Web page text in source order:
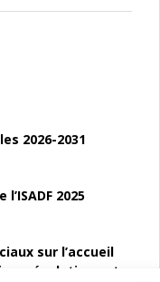
2026-2031
2025
sur l’accueil
évolutions et